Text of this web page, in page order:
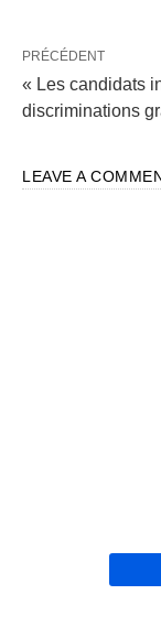
PRÉCÉDENT
« Les candidats
discriminations
LEAVE A